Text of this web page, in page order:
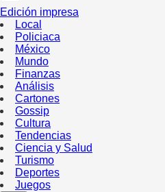
Edición impresa
Local
Policiaca
México
Mundo
Finanzas
Análisis
Cartones
Gossip
Cultura
Tendencias
Ciencia y Salud
Turismo
Deportes
Juegos